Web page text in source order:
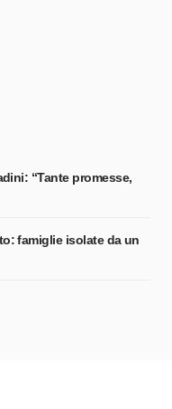
“Tante promesse,
famiglie isolate da un